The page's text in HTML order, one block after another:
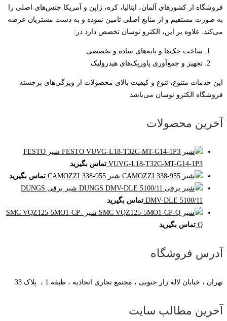
فروشگاه از کشورهای آلمان، ایتالیا، کره، ژاپن و آمریکا جنس‌های اصلی را
به صورت مستقیم و از منابع اصلی تامین نموده و به دست مشتریان عرضه
می‌کند. علاوه بر این، الکترو نوسان تخصص دارد در:
ساخت جک‌ها و پایه‌های ساده و تخصصی
تجهیز و جمع‌آوری پاورپک‌های هیدرولیک
این خدمات متنوع، تنوع و کیفیت بالای محصولات از ویژگی‌های برجسته
فروشگاه الکترو نوسان می‌باشد
آخرین محصولات
شیر FESTO
VUVG-L18-T32C-MT-G14-1P3 تماس بگیرید
شیر CAMOZZI 338-955
تماس بگیرید
شیر برقی DUNGS
DMV-DLE 5100/11 تماس بگیرید
شیر SMC VQZ125-5MO1-CP-
Q تماس بگیرید
آدرس فروشگاه
تهران ، خیابان لاله زار جنوبی ، مجتمع تجاری اتحادیه ، طبقه 1 ، پلاک 33
آخرین مطالب سایت